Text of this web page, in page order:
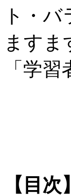
ト・
ますま
「学
【目次】